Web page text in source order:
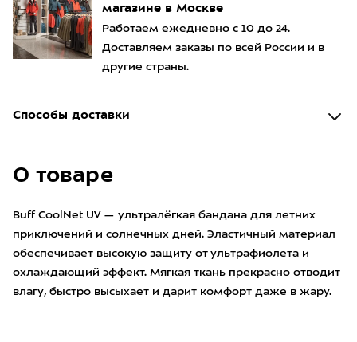
магазине в Москве
Работаем ежедневно с 10 до 24.
Доставляем заказы по всей России и в
другие страны.
Способы доставки
О товаре
Buff CoolNet UV — ультралёгкая бандана для летних
приключений и солнечных дней. Эластичный материал
обеспечивает высокую защиту от ультрафиолета и
охлаждающий эффект. Мягкая ткань прекрасно отводит
влагу, быстро высыхает и дарит комфорт даже в жару.